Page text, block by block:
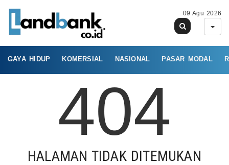
09 Agu 2026
GAYA HIDUP KOMERSIAL NASIONAL PASAR MODAL
404
HALAMAN TIDAK DITEMUKAN